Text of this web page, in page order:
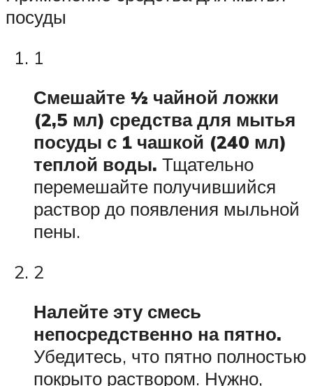
посуды
1
Смешайте ½ чайной ложки
(2,5 мл) средства для мытья
посуды с 1 чашкой (240 мл)
теплой воды. Тщательно
перемешайте получившийся
раствор до появления мыльной
пены.
2
Налейте эту смесь
непосредственно на пятно.
Убедитесь, что пятно полностью
покрыто раствором. Нужно,